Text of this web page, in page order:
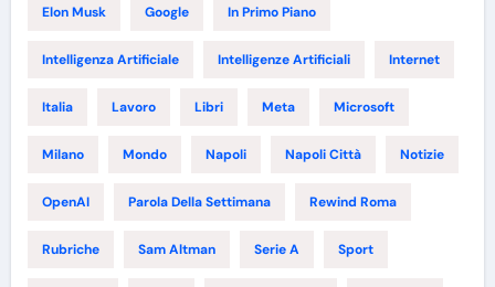
Elon Musk Google In Primo Piano
Intelligenza Artificiale Intelligenze Artificiali Internet
Italia Lavoro Libri Meta Microsoft
Milano Mondo Napoli Napoli Città Notizie
OpenAI Parola Della Settimana Rewind Roma
Rubriche Sam Altman Serie A Sport